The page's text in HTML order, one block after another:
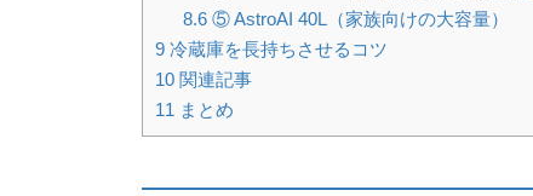
8.6⑤ AstroAI 40L（家族向けの大容量）
9 冷蔵庫を長持ちさせるコツ
10 関連記事
11 まとめ